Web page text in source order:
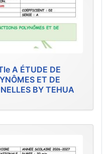
A ÉTUDE DE
ET DE
BY TEHUA